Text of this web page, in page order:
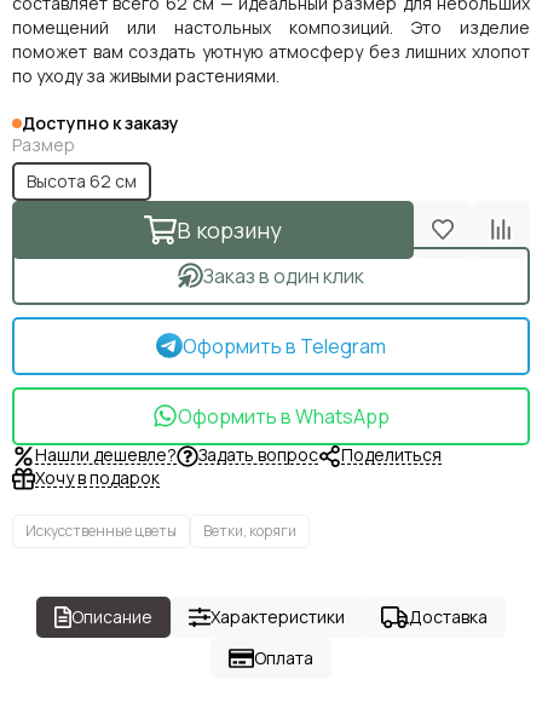
помещений или настольных композиций. Это изделие
поможет вам создать уютную атмосферу без лишних хлопот
по уходу за живыми растениями.
Доступно к заказу
Размер
Высота 62 см
В корзину
Заказ в один клик
Оформить в Telegram
Оформить в WhatsApp
Нашли дешевле? Задать вопрос
Поделиться
Хочу в подарок
Искусственные цветы Ветки, коряги
Описание Характеристики
Доставка
Оплата